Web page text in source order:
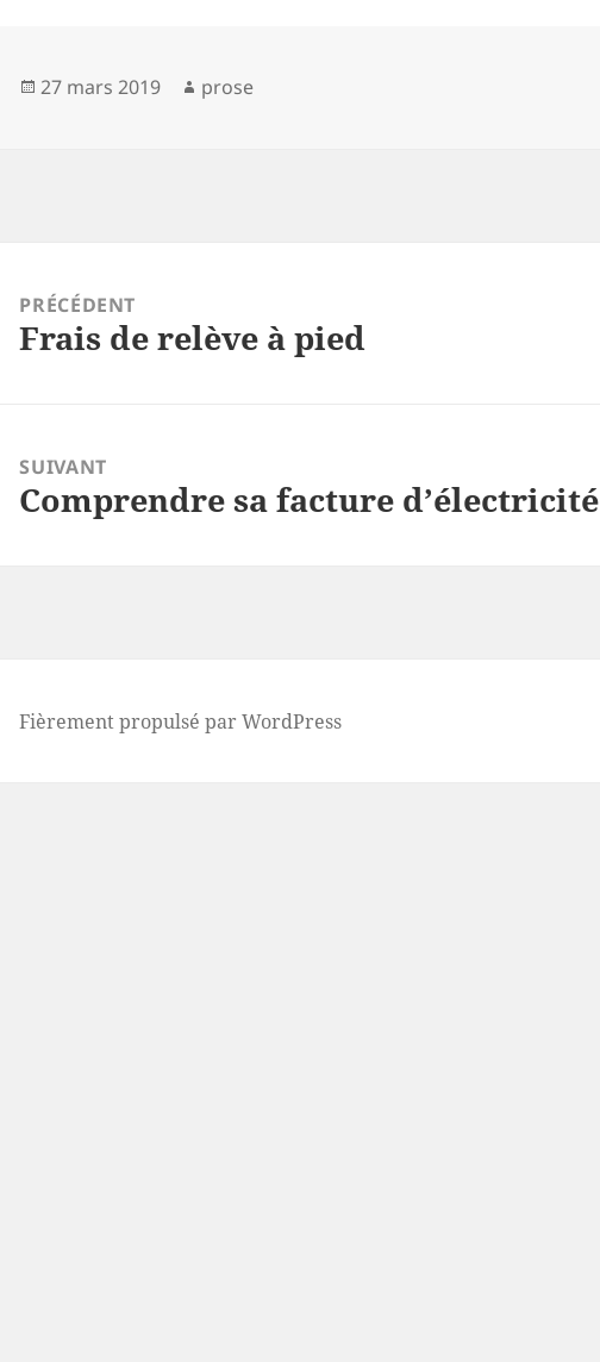
Publié
27 mars 2019 Auteur
prose
PRÉCÉDENT
Article
Frais de relève à pied
SUIVANT
Article
Comprendre sa facture d’électricité
Fièrement propulsé par WordPress